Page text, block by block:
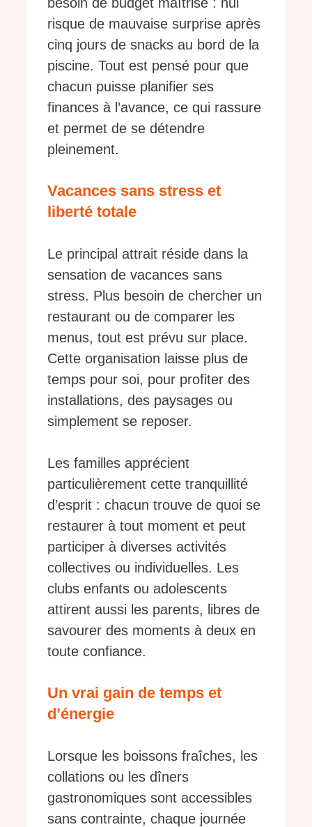
risque de mauvaise surprise après
cinq jours de snacks au bord de la
piscine. Tout est pensé pour que
chacun puisse planifier ses
finances à l’avance, ce qui rassure
et permet de se détendre
pleinement.
Vacances sans stress et
liberté totale
Le principal attrait réside dans la
sensation de vacances sans
stress. Plus besoin de chercher un
restaurant ou de comparer les
menus, tout est prévu sur place.
Cette organisation laisse plus de
temps pour soi, pour profiter des
installations, des paysages ou
simplement se reposer.
Les familles apprécient
particulièrement cette tranquillité
d’esprit : chacun trouve de quoi se
restaurer à tout moment et peut
participer à diverses activités
collectives ou individuelles. Les
clubs enfants ou adolescents
attirent aussi les parents, libres de
savourer des moments à deux en
toute confiance.
Un vrai gain de temps et
d’énergie
Lorsque les boissons fraîches, les
collations ou les dîners
gastronomiques sont accessibles
sans contrainte, chaque journée